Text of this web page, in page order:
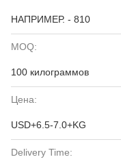
НАПРИМЕР. - 810
MOQ:
100 килограммов
Цена:
USD+6.5-7.0+KG
Delivery Time: